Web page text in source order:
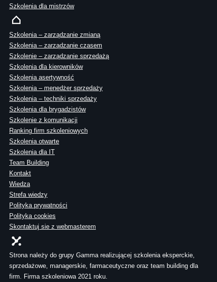
Szkolenia dla mistrzów
Szkolenia – zarządzanie zmianą
Szkolenia – zarządzanie czasem
Szkolenie – zarządzanie sprzedażą
Szkolenia dla kierowników
Szkolenia asertywność
Szkolenia – menedżer sprzedaży
Szkolenia – techniki sprzedaży
Szkolenia dla brygadzistów
Szkolenie z komunikacji
Ranking firm szkoleniowych
Szkolenia otwarte
Szkolenia dla IT
Team Building
Kontakt
Wiedza
Strefa wiedzy
Polityka prywatności
Polityka cookies
Skontaktuj sie z webmasterem
Strona należy do grupy Gamma realizującej szkolenia eksperckie,
sprzedażowe, managerskie, farmaceutyczne oraz team building dla
firm. Firma szkoleniowa 2021 roku.